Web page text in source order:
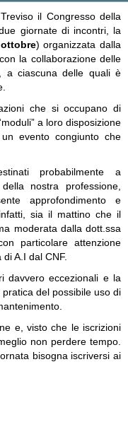
il Congresso della
giornate di incontri, la
) organizzata dalla
la collaborazione delle
a ciascuna delle quali è
che si occupano di
a loro disposizione
evento congiunto che
probabilmente a
nostra professione,
approfondimento e
sia il mattino che il
moderata dalla dott.ssa
particolare attenzione
A.I dal CNF.
davvero eccezionali e la
del possibile uso di
e, visto che le iscrizioni
non perdere tempo.
bisogna iscriversi ai